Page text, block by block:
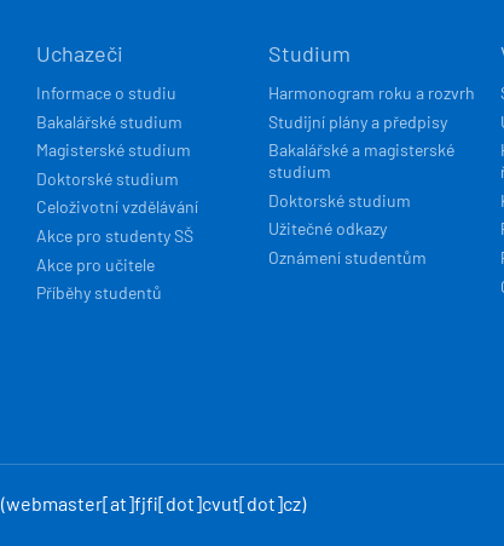
HLAVNÍ
NAVIGACE
Uchazeči
Informace o studiu
Bakalářské studium
Magisterské studium
Doktorské studium
Celoživotní vzdělávání
Akce pro studenty SŠ
Akce pro učitele
Příběhy studentů
Studium
Harmonogram roku a rozvrh
Studijní plány a předpisy
Bakalářské a magisterské
studium
Doktorské studium
Užitečné odkazy
Oznámení studentům
(webmaster[at]fjfi[dot]cvut[dot]cz)